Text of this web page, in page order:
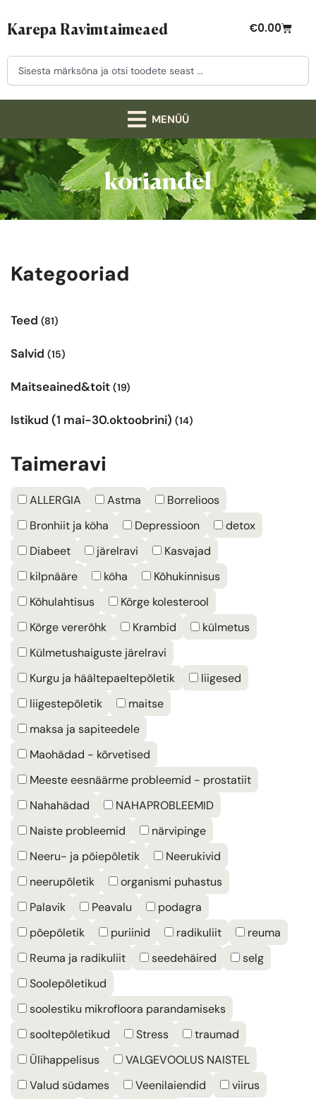
Karepa Ravimtaimeaed €0.00
koriandel
Kategooriad
Teed (81)
Salvid (15)
Maitseained&toit (19)
Istikud (1 mai-30.oktoobrini) (14)
Taimeravi
ALLERGIA Astma
Borrelioos
Bronhiit ja köha
Depressioon
detox
Diabeet
järelravi
Kasvajad
kilpnääre
köha
Kõhukinnisus
Kõhulahtisus
Kõrge kolesterool
Kõrge vererõhk
Krambid
külmetus
Külmetushaiguste järelravi
Kurgu ja häältepaeltepõletik
liigesed
liigestepõletik
maitse
maksa ja sapiteedele
Maohädad - kõrvetised
Meeste eesnäärme probleemid - prostatiit
Nahahädad
NAHAPROBLEEMID
Naiste probleemid
närvipinge
Neeru- ja põiepõletik
Neerukivid
neerupõletik
organismi puhastus
Palavik
Peavalu
podagra
põepõletik
puriinid radikuliit
reuma
Reuma ja radikuliit
seedehäired
selg
Soolepõletikud
soolestiku mikrofloora parandamiseks
sooltepõletikud
Stress
traumad
Ülihappelisus
VALGEVOOLUS NAISTEL
Valud südames
Veenilaiendid
viirus